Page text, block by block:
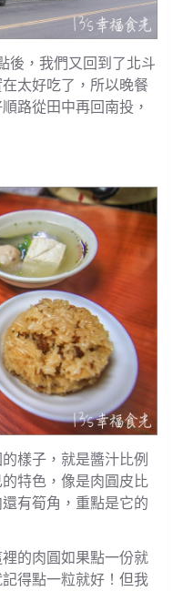
後，我們又回到了北斗
太好吃了，所以晚餐
路從田中再回南投，
樣子，就是醬汁比例
特色，像是肉圓皮比
有筍角，重點是它的
的肉圓如果點一份就
得點一粒就好！但我